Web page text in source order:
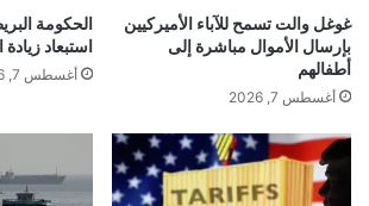
وقال :” إذا لم تنزع حماس سلاحها
ضمنتها ستقوم بالتدخل لمحو
وتابع :” بعض الدول وقعت على
d
g
e
س
ج
د
ي
د
ي
غوغل والت تسمح للآباء الأميركيين
بإرسال الأموال مباشرة إلى
أطفالهم
أغسطس 7, 2026
الحكومة
استبعاد
أغسطس 7, 2026